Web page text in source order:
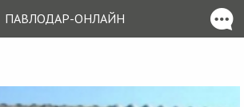
ПАВЛОДАР-ОНЛАЙН